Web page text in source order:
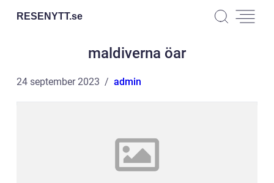
RESENYTT.se
maldiverna öar
24 september 2023 admin